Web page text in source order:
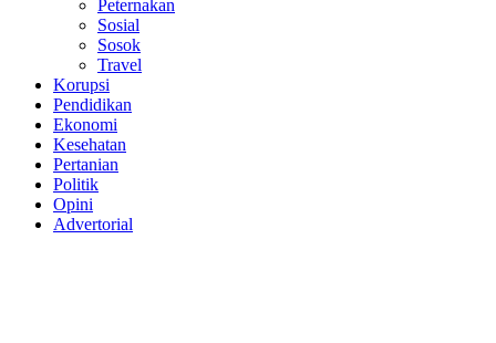
Peternakan
Sosial
Sosok
Travel
Korupsi
Pendidikan
Ekonomi
Kesehatan
Pertanian
Politik
Opini
Advertorial